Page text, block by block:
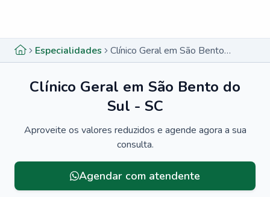
Especialidades Clínico Geral em São Bento do Sul - SC
Clínico Geral em São Bento do
Sul - SC
Aproveite os valores reduzidos e agende agora a sua
consulta.
Agendar com atendente